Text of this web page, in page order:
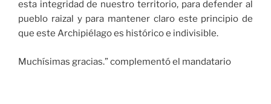
esta integridad de nuestro territorio, para defender al
pueblo raizal y para mantener claro este principio de
que este Archipiélago es histórico e indivisible.
Muchísimas gracias.” complementó el mandatario